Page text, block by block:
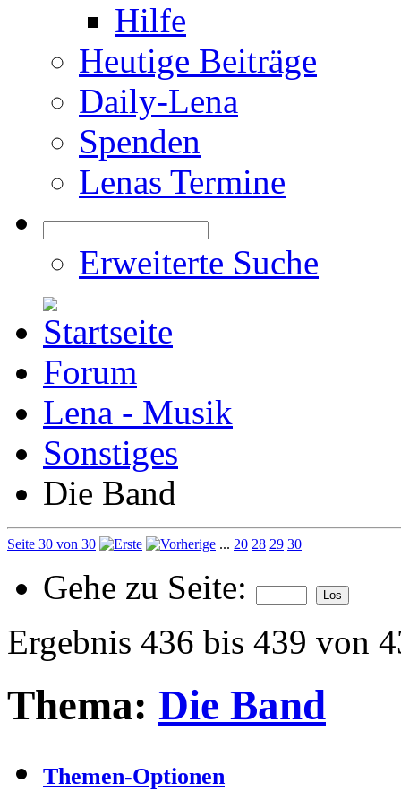
Hilfe
Heutige Beiträge
Daily-Lena
Spenden
Lenas Termine
Erweiterte Suche
Forum
Lena - Musik
Sonstiges
Die Band
Seite 30 von 30 ... 20 28 29 30
Gehe zu Seite:
Ergebnis 436 bis 439 von
Thema: Die Band
Themen-Optionen